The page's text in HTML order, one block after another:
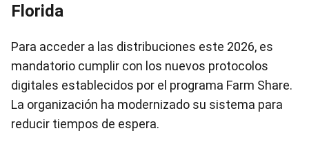
Florida
Para acceder a las distribuciones este 2026, es
mandatorio cumplir con los nuevos protocolos
digitales establecidos por el programa Farm Share.
La organización ha modernizado su sistema para
reducir tiempos de espera.